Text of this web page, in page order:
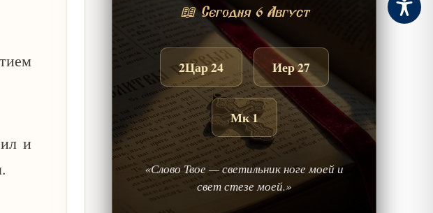
и
📖 Сегодня 6 Август
2Цар 24 Иер 27
Мк 1
«Слово Твое — светильник ноге моей и
свет стезе моей.»